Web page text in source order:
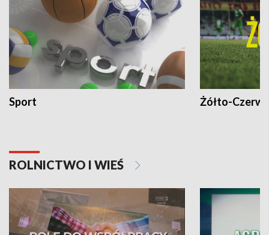
Sport Żółto-
ROLNICTWO I WIEŚ